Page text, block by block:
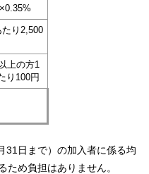
たり2,500
上の方1
り100円
日まで）の加入者に係る均
ため負担はありません。​